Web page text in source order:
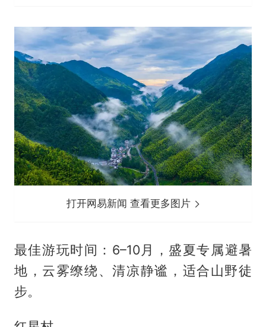
打开网易新闻 查看更多图片
最佳游玩时间：6–10月，盛夏专属避暑
地，云雾缭绕、清凉静谧，适合山野徒
步。